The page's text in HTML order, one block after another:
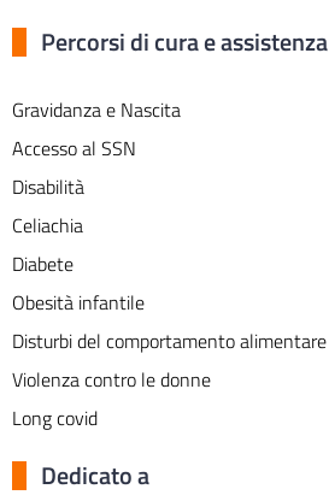
Percorsi di cura e assistenza
Gravidanza e Nascita
Accesso al SSN
Disabilità
Celiachia
Diabete
Obesità infantile
Disturbi del comportamento alimentare
Violenza contro le donne
Long covid
Dedicato a